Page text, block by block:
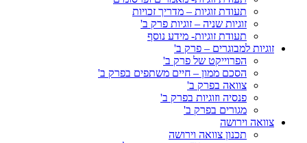
תעודת זוגיות – מדריך זכויות
זוגיות שניה – זוגיות פרק ב'
תעודת זוגיות- מידע נוסף
זוגיות למבוגרים – פרק ב'
הפרוייקט של פרק ב'
הסכם ממון – חיים משתפים בפרק ב'
צוואה בפרק ב'
פנסיה וזוגיות בפרק ב'
מגורים בפרק ב'
צוואה וירושה
תכנון צוואה וירושה